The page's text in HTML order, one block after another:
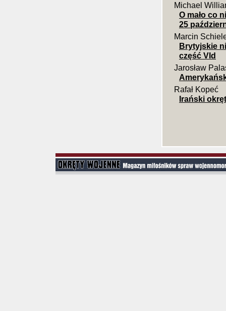
Michael
O mało co
25
Marcin
Brytyjskie
część VId
Jarosław
Rafał Kopeć
Irański